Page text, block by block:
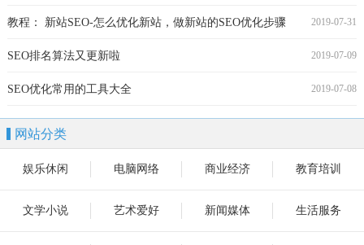
2019-07-31
教程： 新站SEO-怎么优化新站，做新站的SEO优化步骤
2019-07-09
SEO排名算法又更新啦
2019-07-08
SEO优化常用的工具大全
网站分类
娱乐休闲 电脑网络 商业经济 教育培训
文学小说 艺术爱好 新闻媒体 生活服务